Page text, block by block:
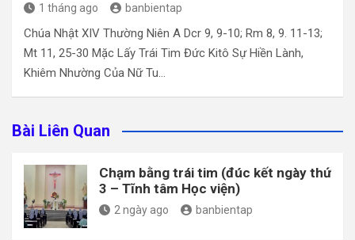
1 tháng ago banbientap
Chúa Nhật XIV Thường Niên A Dcr 9, 9-10; Rm 8, 9. 11-13;
Mt 11, 25-30 Mặc Lấy Trái Tim Đức Kitô Sự Hiền Lành,
Khiêm Nhường Của Nữ Tu…
Bài Liên Quan
Chạm bằng trái tim (đúc kết ngày thứ
3 – Tĩnh tâm Học viện)
2 ngày ago banbientap